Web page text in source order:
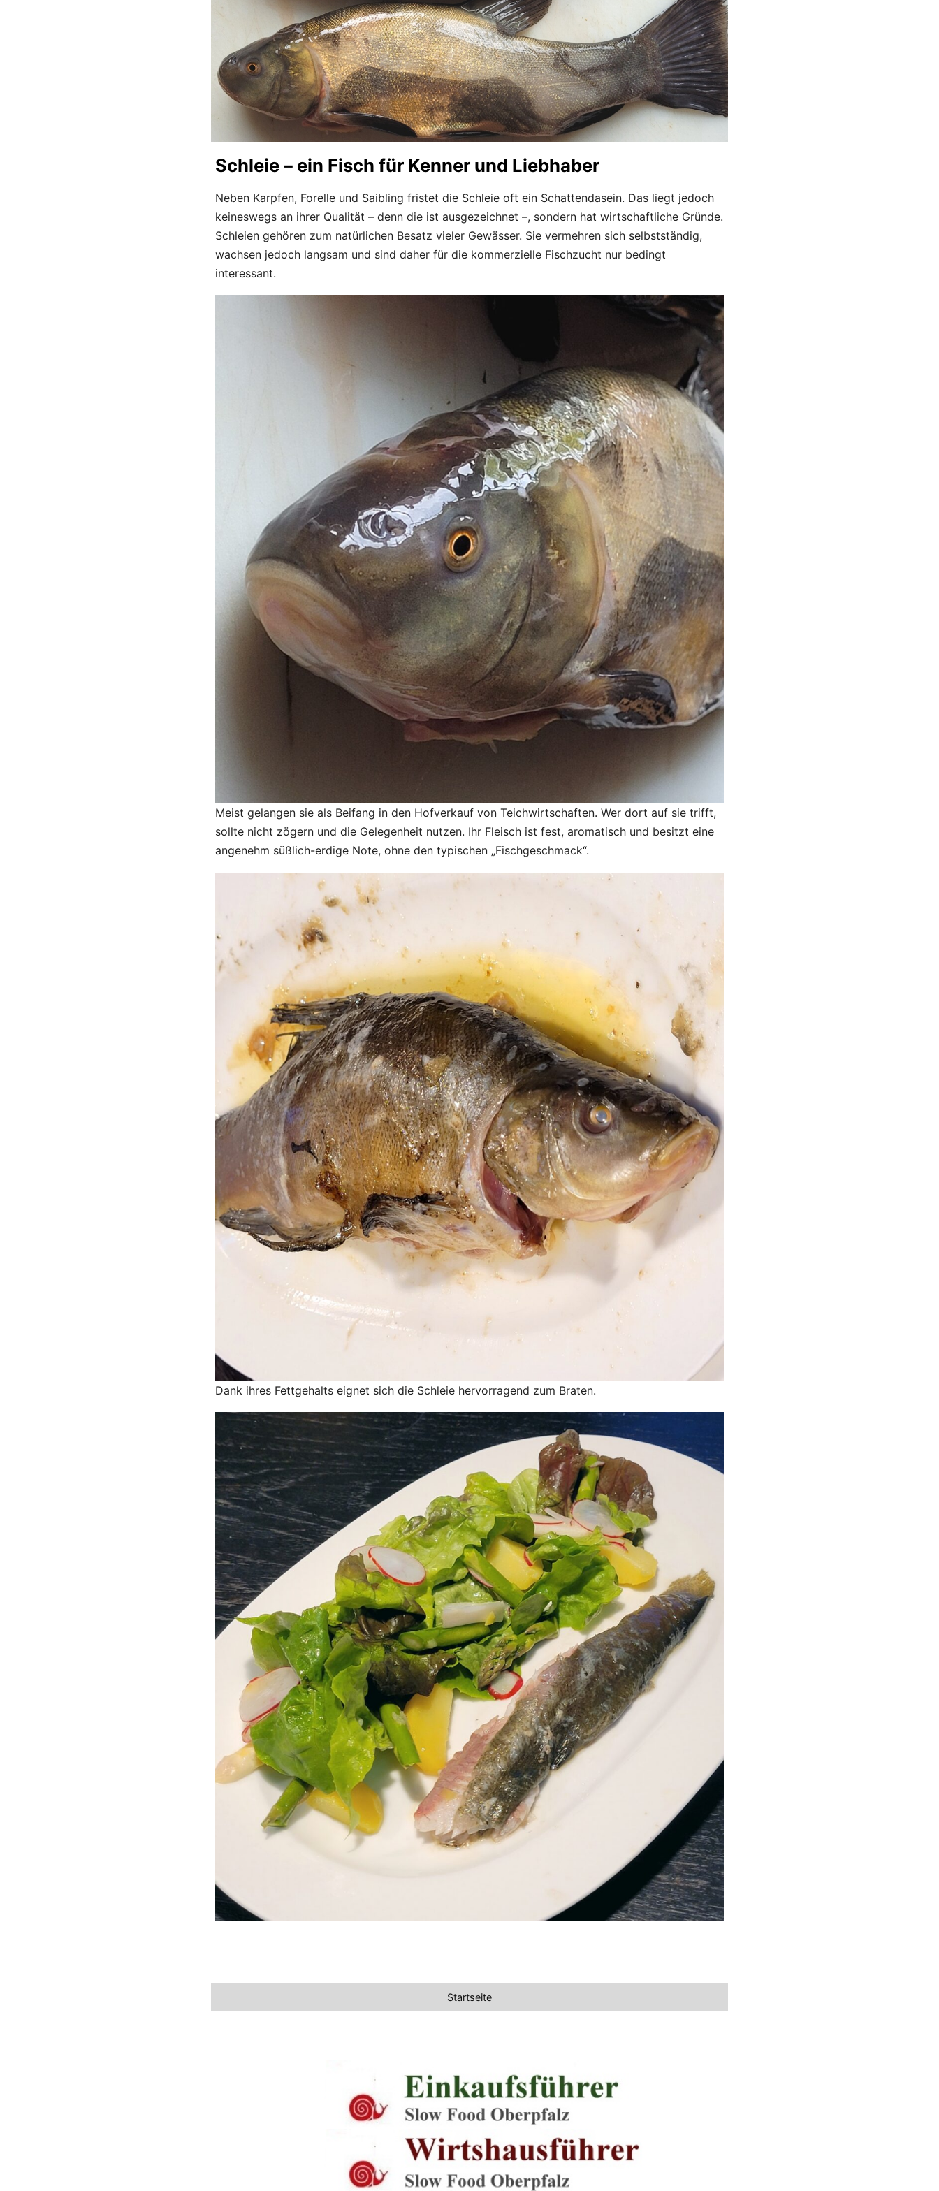
Schleie – ein Fisch für Kenner und Liebhaber
Neben Karpfen, Forelle und Saibling fristet die Schleie oft ein Schattendasein. Das liegt jedoch
keineswegs an ihrer Qualität – denn die ist ausgezeichnet –, sondern hat wirtschaftliche Gründe.
Schleien gehören zum natürlichen Besatz vieler Gewässer. Sie vermehren sich selbstständig,
wachsen jedoch langsam und sind daher für die kommerzielle Fischzucht nur bedingt
interessant.
Meist gelangen sie als Beifang in den Hofverkauf von Teichwirtschaften. Wer dort auf sie trifft,
sollte nicht zögern und die Gelegenheit nutzen. Ihr Fleisch ist fest, aromatisch und besitzt eine
angenehm süßlich-erdige Note, ohne den typischen „Fischgeschmack“.
Dank ihres Fettgehalts eignet sich die Schleie hervorragend zum Braten.
Startseite